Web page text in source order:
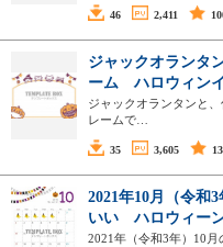
46 2,411
ジャックオランタ
ーム ハロウィン
ジャックオランタンと
レームで…
35 3,605
2021年10月（令和
いい ハロウィー
2021年（令和3年）10